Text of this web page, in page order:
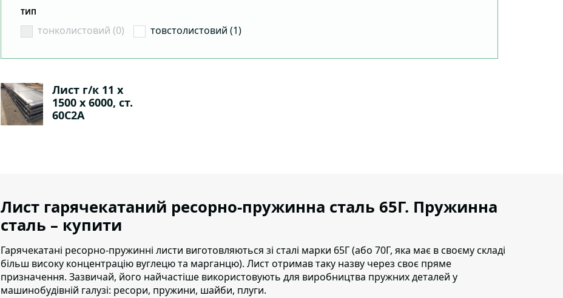
ТИП
тонколистовий (0) товстолистовий (1)
Лист г/к 11 х
1500 х 6000, ст.
60С2А
Лист гарячекатаний ресорно-пружинна сталь 65Г. Пружинна
сталь – купити
Гарячекатані ресорно-пружинні листи виготовляються зі сталі марки 65Г(або 70Г, яка має в своєму складі
більш високу концентрацію вуглецю та марганцю). Лист отримав таку назву через своє пряме
призначення. Зазвичай, його найчастіше використовують для виробництва пружних деталей у
машинобудівній галузі: ресори, пружини, шайби, плуги.